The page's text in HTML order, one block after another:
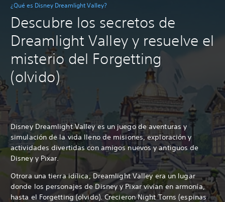
¿Qué es Disney Dreamlight Valley?
Descubre los secretos de
Dreamlight Valley y resuelve el
misterio del Forgetting
(olvido)
Disney Dreamlight Valley es un juego de aventuras y
simulación de la vida lleno de misiones, exploración y
actividades divertidas con amigos nuevos y antiguos de
Disney y Pixar.
Otrora una tierra idílica, Dreamlight Valley era un lugar
donde los personajes de Disney y Pixar vivían en armonía,
hasta el Forgetting (olvido). Crecieron Night Torns (espinas